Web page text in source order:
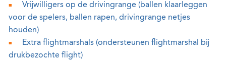
Vrijwilligers op de drivingrange (ballen klaarleggen
voor de spelers, ballen rapen, drivingrange netjes
houden)
Extra flightmarshals (ondersteunen flightmarshal bij
drukbezochte flight)